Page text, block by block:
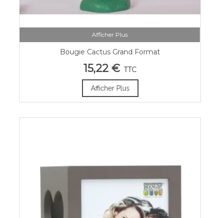
Afficher Plus
Bougie Cactus Grand Format
15,22 € TTC
Afficher Plus